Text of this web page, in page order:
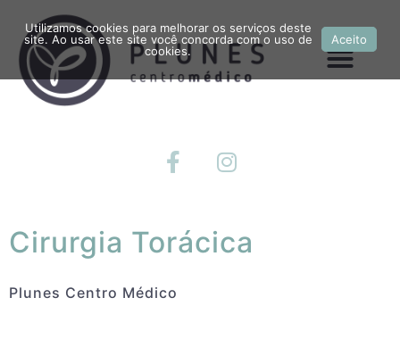
Cirurgia Torácica
Plunes Centro Médico
Utilizamos cookies para melhorar os serviços deste
site. Ao usar este site você concorda com o uso de
cookies.
Aceito